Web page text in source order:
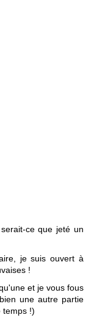
ce que jeté un
je suis ouvert à
!
et je vous fous
une autre partie
temps !)